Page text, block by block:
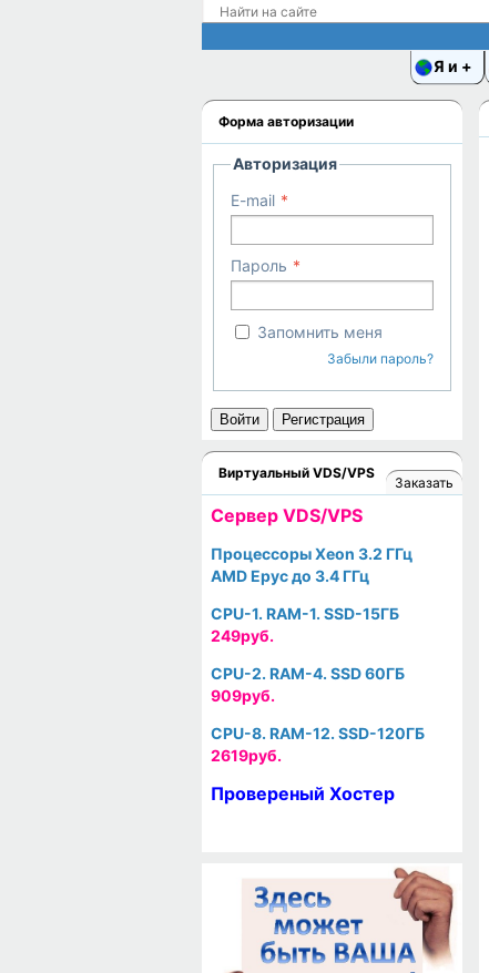
Я и
Форма авторизации
Авторизация
E-mail
Пароль
Запомнить меня
Забыли пароль?
Войти Регистрация
Виртуальный VDS/VPS
Заказать
Cервер VDS/VPS
Процессоры Xeon 3.2 ГГц
AMD Epyc до 3.4 ГГц
CPU-1. RAM-1. SSD-15ГБ
249руб.
CPU-2. RAM-4. SSD 60ГБ
909руб.
CPU-8. RAM-12. SSD-120ГБ
2619руб.
Провереный Хостер